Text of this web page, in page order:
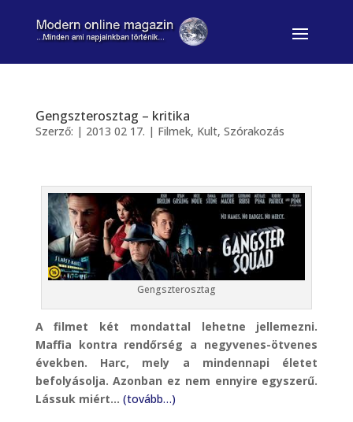
Gengszterosztag – kritika
Szerző: | 2013 02 17. | Filmek, Kult, Szórakozás
Gengszterosztag
A filmet két mondattal lehetne jellemezni.
Maffia kontra rendőrség a negyvenes-ötvenes
években. Harc, mely a mindennapi életet
befolyásolja. Azonban ez nem ennyire egyszerű.
Lássuk miért… (tovább…)